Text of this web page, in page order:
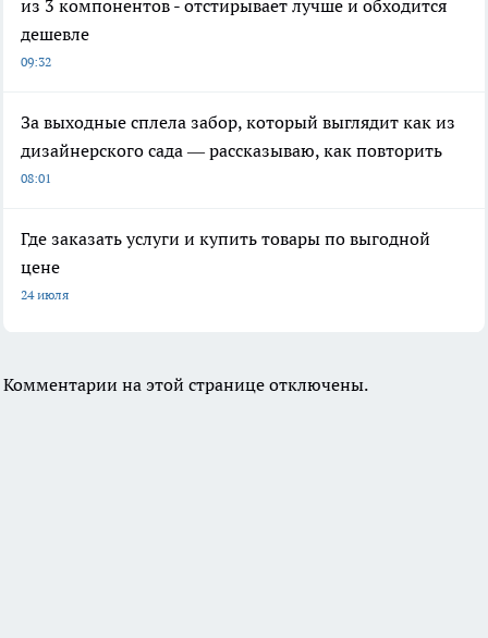
из 3 компонентов - отстирывает лучше и обходится
дешевле
09:32
За выходные сплела забор, который выглядит как из
дизайнерского сада — рассказываю, как повторить
08:01
Где заказать услуги и купить товары по выгодной
цене
24 июля
Комментарии на этой странице отключены.